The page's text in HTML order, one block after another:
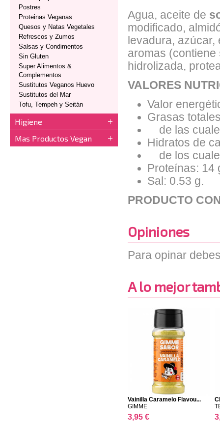
Postres
Proteinas Veganas
Quesos y Natas Vegetales
Refrescos y Zumos
Salsas y Condimentos
Sin Gluten
Super Alimentos &
Complementos
Sustitutos Veganos Huevo
Sustitutos del Mar
Tofu, Tempeh y Seitán
Higiene
Mas Productos Vegan
Agua, aceite de
modificado,
levadura,
aromas (contiene
hidrolizada,
VALORES
Valor
Grasas
de las
Hidratos de
de los
Proteínas: 14
Sal: 0.53 g.
PRODUCTO
Opiniones
Para opinar
A lo mejor
Vainilla Caramelo Flavou...
GIMME
3,95 €